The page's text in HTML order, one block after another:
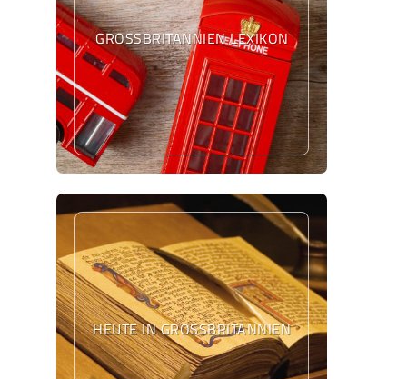
GROSSBRITANNIEN LEXIKON
HEUTE IN GROSSBRITANNIEN